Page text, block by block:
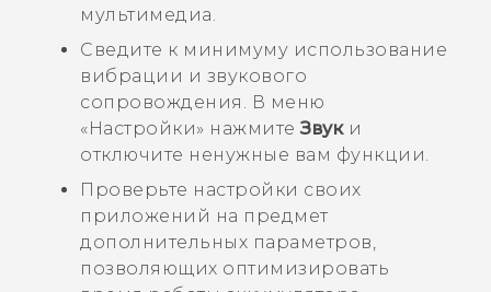
мультимедиа.
Сведите к минимуму использование
вибрации и звукового
сопровождения. В меню
«Настройки» нажмитеЗвуки
отключите ненужные вам функции.
Проверьте настройки своих
приложений на предмет
дополнительных параметров,
позволяющих оптимизировать